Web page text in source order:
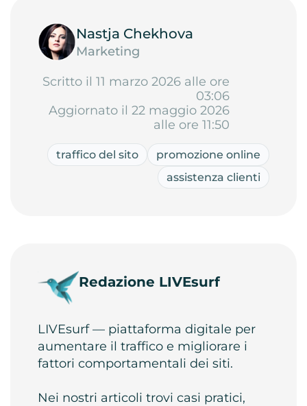
Nastja Chekhova
Marketing
Scritto il 11 marzo 2026 alle ore
03:06
Aggiornato il 22 maggio 2026
alle ore 11:50
traffico del sito
promozione online
assistenza clienti
Redazione LIVEsurf
LIVEsurf — piattaforma digitale per
aumentare il traffico e migliorare i
fattori comportamentali dei siti.
Nei nostri articoli trovi casi pratici,